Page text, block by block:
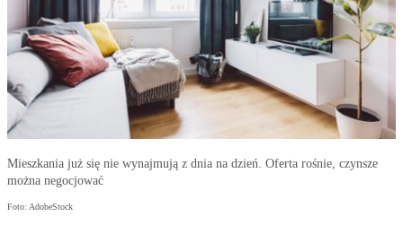
Mieszkania już się nie wynajmują z dnia na dzień. Oferta rośnie, czynsze
można negocjować
Foto: AdobeStock